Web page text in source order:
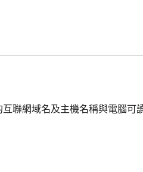
聯網域名及主機名稱與電腦可